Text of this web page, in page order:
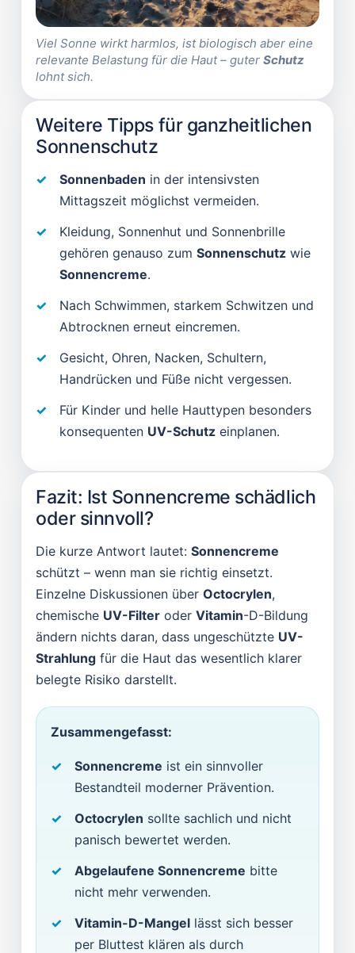
Viel Sonne wirkt harmlos, ist biologisch aber eine
relevante Belastung für die Haut – guter Schutz
lohnt sich.
Weitere Tipps für ganzheitlichen
Sonnenschutz
Sonnenbaden in der intensivsten
Mittagszeit möglichst vermeiden.
Kleidung, Sonnenhut und Sonnenbrille
gehören genauso zum Sonnenschutz wie
Sonnencreme.
Nach Schwimmen, starkem Schwitzen und
Abtrocknen erneut eincremen.
Gesicht, Ohren, Nacken, Schultern,
Handrücken und Füße nicht vergessen.
Für Kinder und helle Hauttypen besonders
konsequenten UV-Schutz einplanen.
Fazit: Ist Sonnencreme schädlich
oder sinnvoll?
Die kurze Antwort lautet: Sonnencreme
schützt – wenn man sie richtig einsetzt.
Einzelne Diskussionen über Octocrylen,
chemische UV-Filter oder Vitamin-D-Bildung
ändern nichts daran, dass ungeschützte UV-
Strahlung für die Haut das wesentlich klarer
belegte Risiko darstellt.
Zusammengefasst:
Sonnencreme ist ein sinnvoller
Bestandteil moderner Prävention.
Octocrylen sollte sachlich und nicht
panisch bewertet werden.
Abgelaufene Sonnencreme bitte
nicht mehr verwenden.
Vitamin-D-Mangel lässt sich besser
per Bluttest klären als durch